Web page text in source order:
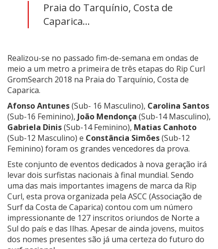
Praia do Tarquínio, Costa de
Caparica...
Realizou-se no passado fim-de-semana em ondas de
meio a um metro a primeira de três etapas do Rip Curl
GromSearch 2018 na Praia do Tarquínio, Costa de
Caparica.
Afonso Antunes(Sub- 16 Masculino), Carolina Santos
(Sub-16 Feminino), João Mendonça (Sub-14 Masculino),
Gabriela Dinis(Sub-14 Feminino), Matias Canhoto
(Sub-12 Masculino) e Constância Simões(Sub-12
Feminino) foram os grandes vencedores da prova.
Este conjunto de eventos dedicados à nova geração irá
levar dois surfistas nacionais à final mundial. Sendo
uma das mais importantes imagens de marca da Rip
Curl, esta prova organizada pela ASCC (Associação de
Surf da Costa de Caparica) contou com um número
impressionante de 127 inscritos oriundos de Norte a
Sul do país e das Ilhas. Apesar de ainda jovens, muitos
dos nomes presentes são já uma certeza do futuro do